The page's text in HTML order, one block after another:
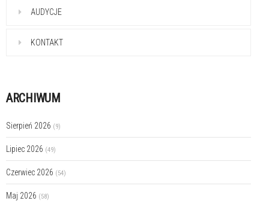
AUDYCJE
KONTAKT
ARCHIWUM
Sierpień 2026 (9)
Lipiec 2026 (49)
Czerwiec 2026 (54)
Maj 2026 (58)